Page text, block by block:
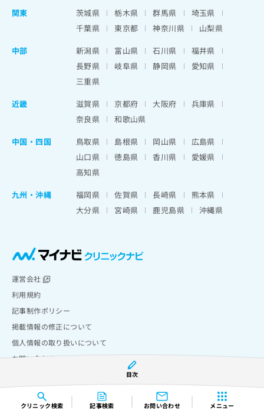
クリニック検索 記事検索 お問い合わせ メニュー
目次
関東
茨城県 栃木県 群馬県
埼玉県
千葉県
東京都 神奈川県
山梨県
中部
新潟県 富山県 石川県
福井県
長野県
岐阜県 静岡県
愛知県
三重県
近畿
滋賀県 京都府 大阪府
兵庫県
奈良県
和歌山県
中国・四国
鳥取県 島根県 岡山県
広島県
山口県
徳島県 香川県
愛媛県
高知県
九州・沖縄
福岡県 佐賀県 長崎県
熊本県
大分県
宮崎県 鹿児島県 沖縄県
運営会社
利用規約
記事制作ポリシー
掲載情報の修正について
個人情報の取り扱いについて
お問い合わせ
Copyright © Mynavi Corporation